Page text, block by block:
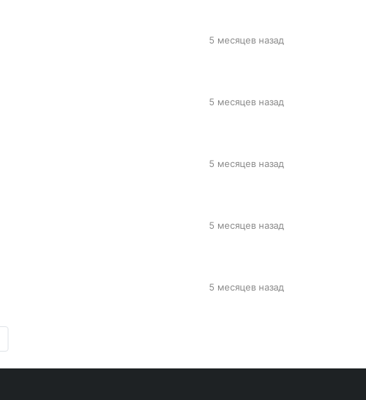
5 месяцев назад
5 месяцев назад
5 месяцев назад
5 месяцев назад
5 месяцев назад